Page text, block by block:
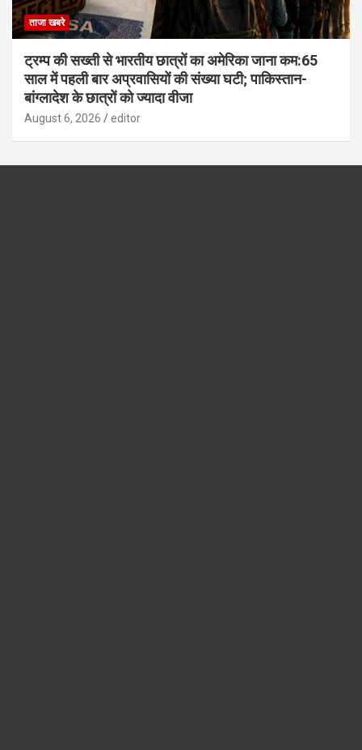
ताजा खबरे
ट्रम्प की सख्ती से भारतीय छात्रों का अमेरिका जाना कम:65
साल में पहली बार अप्रवासियों की संख्या घटी; पाकिस्तान-
बांग्लादेश के छात्रों को ज्यादा वीजा
August 6, 2026 editor